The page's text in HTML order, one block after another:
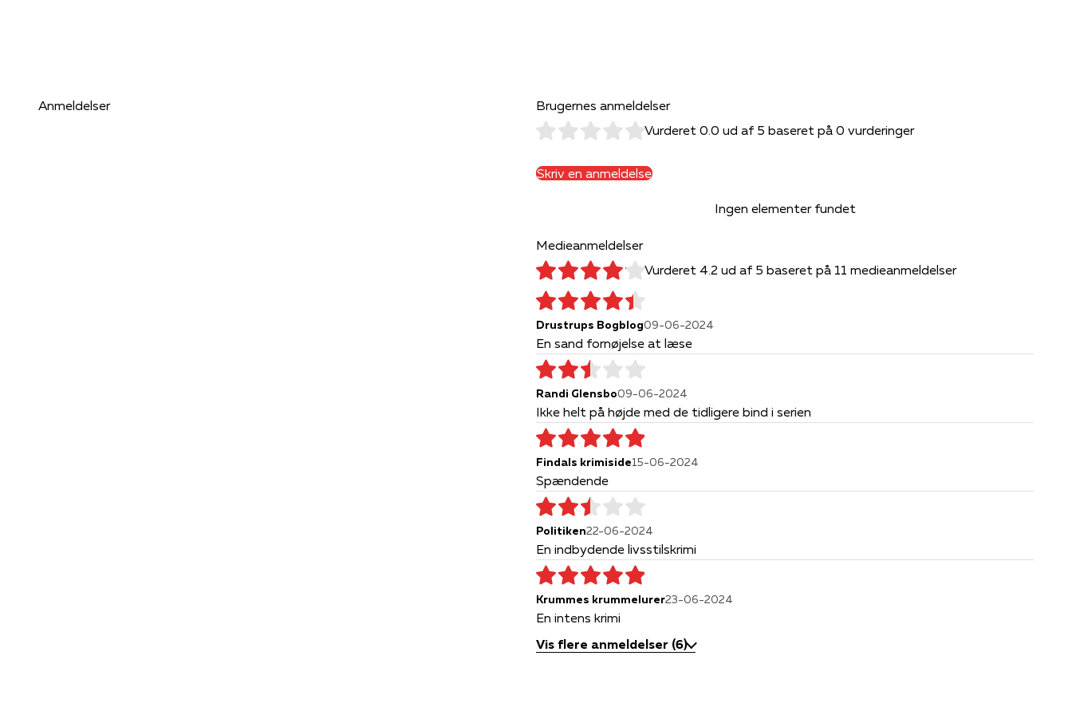
Anmeldelser
Brugernes anmeldelser
Vurderet 0.0 ud af 5 baseret på 0 vurderinger
Skriv en anmeldelse
Ingen elementer fundet
Medieanmeldelser
Vurderet 4.2 ud af 5 baseret på 11 medieanmeldelser
Drustrups Bogblog09-06-2024
En sand fornøjelse at læse
Randi Glensbo09-06-2024
Ikke helt på højde med de tidligere bind i serien
Findals krimiside15-06-2024
Spændende
Politiken22-06-2024
En indbydende livsstilskrimi
Krummes krummelurer23-06-2024
En intens krimi
Vis flere anmeldelser (6)